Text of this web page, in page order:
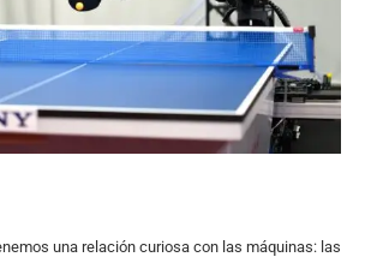
una relación curiosa con las máquinas: las